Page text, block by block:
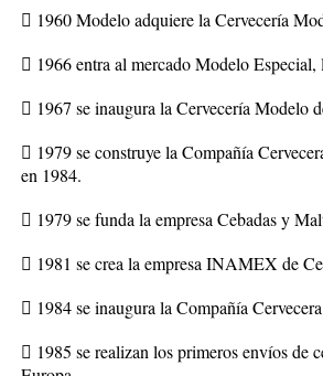
 1960 Modelo adquiere la Cervecería
 1966 entra al mercado Modelo Especial,
 1967 se inaugura la Cervecería Modelo
 1979 se construye la Compañía
en 1984.
 1979 se funda la empresa Cebadas y
 1981 se crea la empresa INAMEX de
 1984 se inaugura la Compañía
 1985 se realizan los primeros envíos de